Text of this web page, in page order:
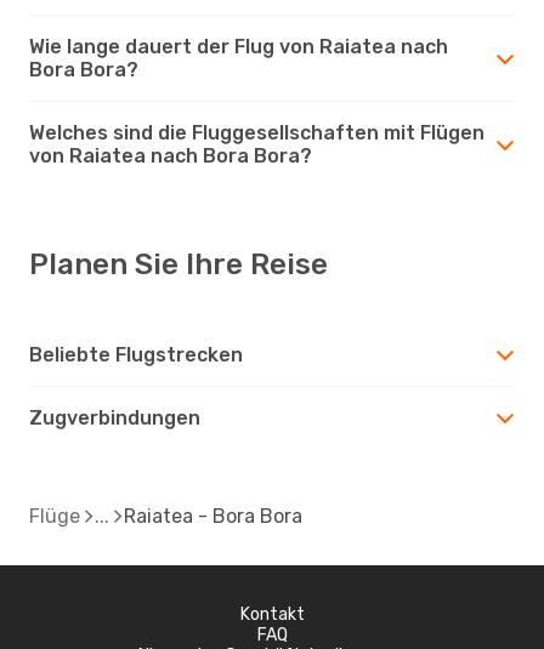
Wie lange dauert der Flug von Raiatea nach
Bora Bora?
Welches sind die Fluggesellschaften mit Flügen
von Raiatea nach Bora Bora?
Planen Sie Ihre Reise
Beliebte Flugstrecken
Zugverbindungen
Flüge Raiatea - Bora Bora
Kontakt
FAQ